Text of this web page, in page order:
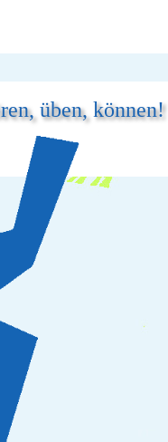
üben, können!